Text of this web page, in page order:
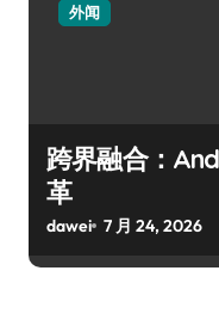
外闻
跨界融合：
革
dawei 7 月 24, 2026